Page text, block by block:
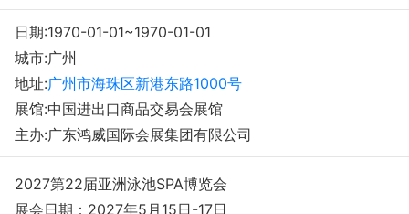
日期:1970-01-01~1970-01-01
城市:广州
地址:广州市海珠区新港东路1000号
展馆:中国进出口商品交易会展馆
主办:广东鸿威国际会展集团有限公司
2027第22届亚洲泳池SPA博览会
展会日期：2027年5月15日-17日